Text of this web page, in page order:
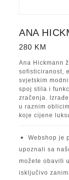
ANA
280 KM
Ana Hickmann
sofisticiranost,
svjetskim
spoj stila i
zračenja.
u raznim
koje cijene
Webshop je
upoznali sa
možete obaviti
isključivo